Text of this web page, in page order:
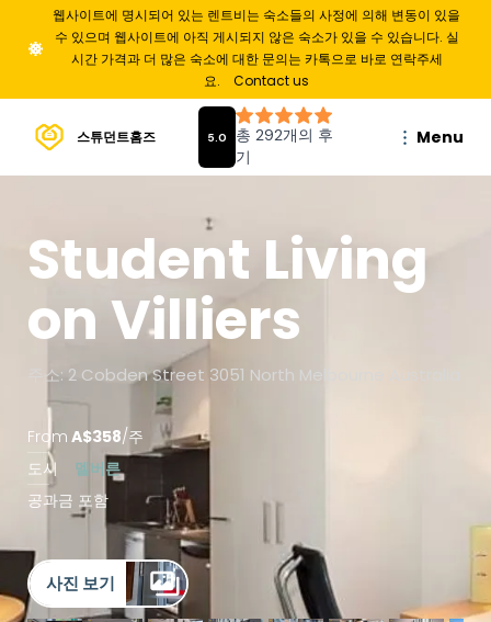
웹사이트에 명시되어 있는 렌트비는 숙소들의 사정에 의해 변동이 있을
수 있으며 웹사이트에 아직 게시되지 않은 숙소가 있을 수 있습니다. 실
시간 가격과 더 많은 숙소에 대한 문의는 카톡으로 바로 연락주세
요.
Contact us
스튜던트홈즈 Menu
Student Living
on Villiers
주소: 2 Cobden Street 3051 North Melbourne Australia
From A$358/주
도시
멜버른
공과금 포함
사진 보기